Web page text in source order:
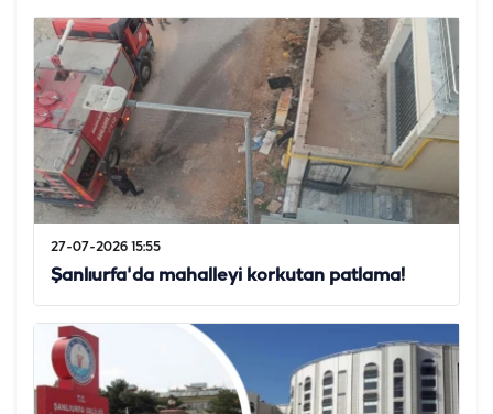
27-07-2026 15:55
Şanlıurfa'da mahalleyi korkutan patlama!